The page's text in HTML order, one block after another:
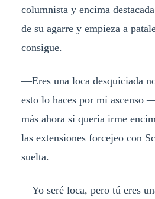
columnista y encima
de su agarre y empieza a
consigue.
—Eres una loca desquiciada
esto lo haces por mí ascenso
más ahora sí quería irme
las extensiones forcejeo con
suelta.
—Yo seré loca, pero tú eres